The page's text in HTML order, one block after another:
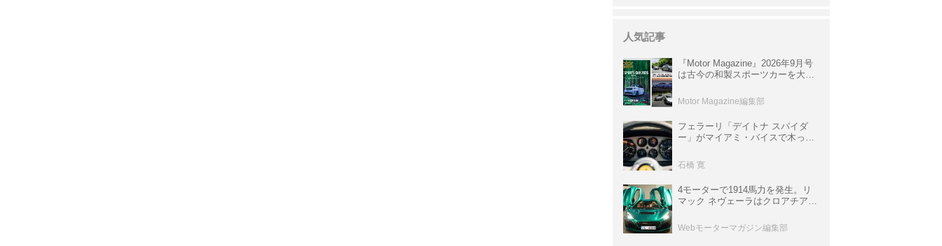
人気記事
『Motor Magazine』2026年9月号
は古今の和製スポーツカーを大特
情報も満載
Motor Magazine編集部
フェラーリ「デイトナ スパイダ
ー」がマイアミ・バイスで木っ端
サ」に化けた理由
石橋 寛
4モーターで1914馬力を発生。リ
マック ネヴェーラはクロアチア発
ロニクル・完全版／115】
Webモーターマガジン編集部